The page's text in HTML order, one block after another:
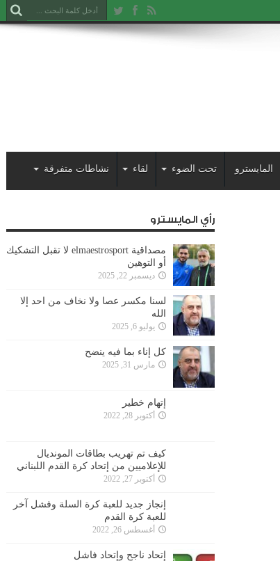
المايسترو تحت الضوء لقاء نشاطات متفرقة
رأي المايسترو
مصداقية elmaestrosport لا تقبل التشكيك
أو التوهين
ديسمبر 22, 2025
لسنا مكسر عصا ولا نخاف من احد إلا
الله
يوليو 6, 2025
كل إناء بما فيه ينضح
مارس 31, 2025
إتهام خطير
أكتوبر 28, 2022
كيف تم تهريب بطاقات المونديال
للإعلاميين من إتحاد كرة القدم اللبناني
أكتوبر 27, 2022
إنجاز جديد للعبة كرة السلة وفشل آخر
للعبة كرة القدم
أغسطس 26, 2022
إتحاد ناجح وإتحاد فاشل